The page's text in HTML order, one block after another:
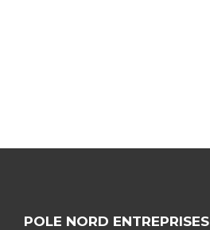
POLE NORD ENTREPRISES